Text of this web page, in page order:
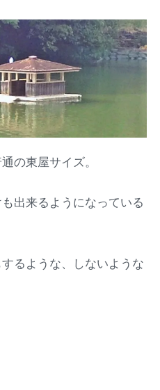
の東屋サイズ。
出来るようになっている
るような、しないような